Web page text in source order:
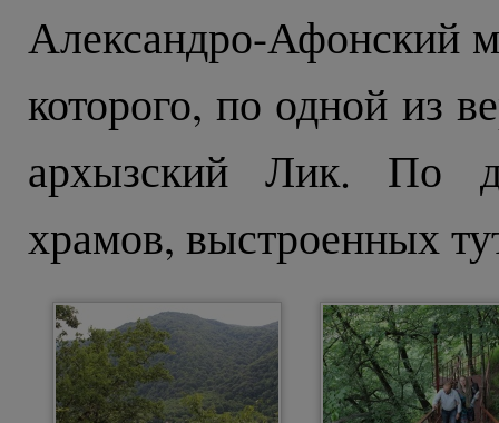
Александро-Афонский
которого, по одной из
архызский Лик. По
храмов, выстроенных